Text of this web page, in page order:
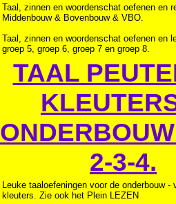
Taal, zinnen en woordenschat oefenen en
Middenbouw & Bovenbouw & VBO.
Taal, zinnen en woordenschat oefenen en
groep 5, groep 6, groep 7 en groep 8.
TAAL
2-3-4.
Leuke taaloefeningen voor de onderbouw -
kleuters. Zie ook het Plein LEZEN